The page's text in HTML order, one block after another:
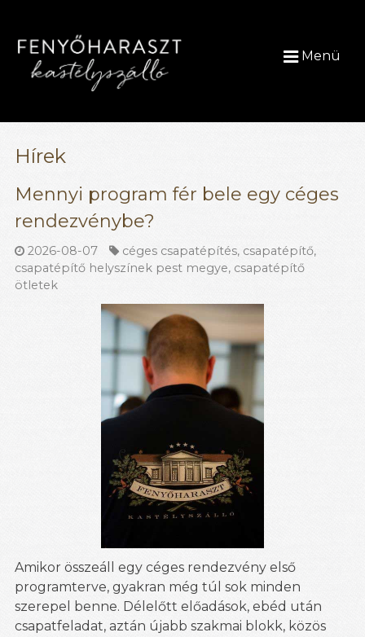
Menü
Hírek
Mennyi program fér bele egy céges
rendezvénybe?
2026-08-07 céges csapatépítés, csapatépítő,
csapatépítő helyszínek pest megye, csapatépítő
ötletek
Amikor összeáll egy céges rendezvény első
programterve, gyakran még túl sok minden
szerepel benne. Délelőtt előadások, ebéd után
csapatfeladat, aztán újabb szakmai blokk, közös